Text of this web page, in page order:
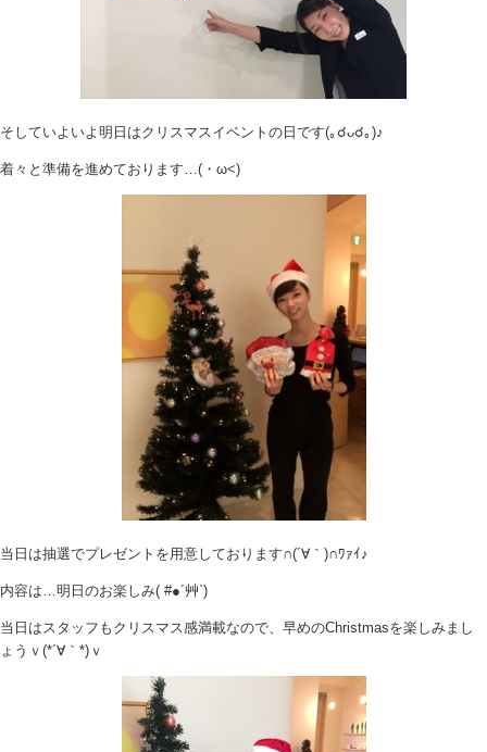
そしていよいよ明日はクリスマスイベントの日です(｡☌ᴗ☌｡)♪
着々と準備を進めております…(・ω<)
当日は抽選でプレゼントを用意しております∩(´∀｀)∩ﾜｧｲ♪
内容は…明日のお楽しみ( #●´艸`)
当日はスタッフもクリスマス感満載なので、早めのChristmasを楽しみまし
ょうｖ(*´∀｀*)ｖ